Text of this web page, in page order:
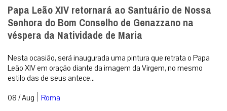
Papa Leão XIV retornará ao Santuário de Nossa
Senhora do Bom Conselho de Genazzano na
véspera da Natividade de Maria
Nesta ocasião, será inaugurada uma pintura que retrata o Papa
Leão XIV em oração diante da imagem da Virgem, no mesmo
estilo das de seus antece...
08 / Aug | Roma